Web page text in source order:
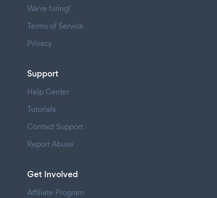
We're hiring!
Terms of Service
Privacy
Support
Help Center
Tutorials
Contact Support
Report Abuse
Get Involved
Affiliate Program